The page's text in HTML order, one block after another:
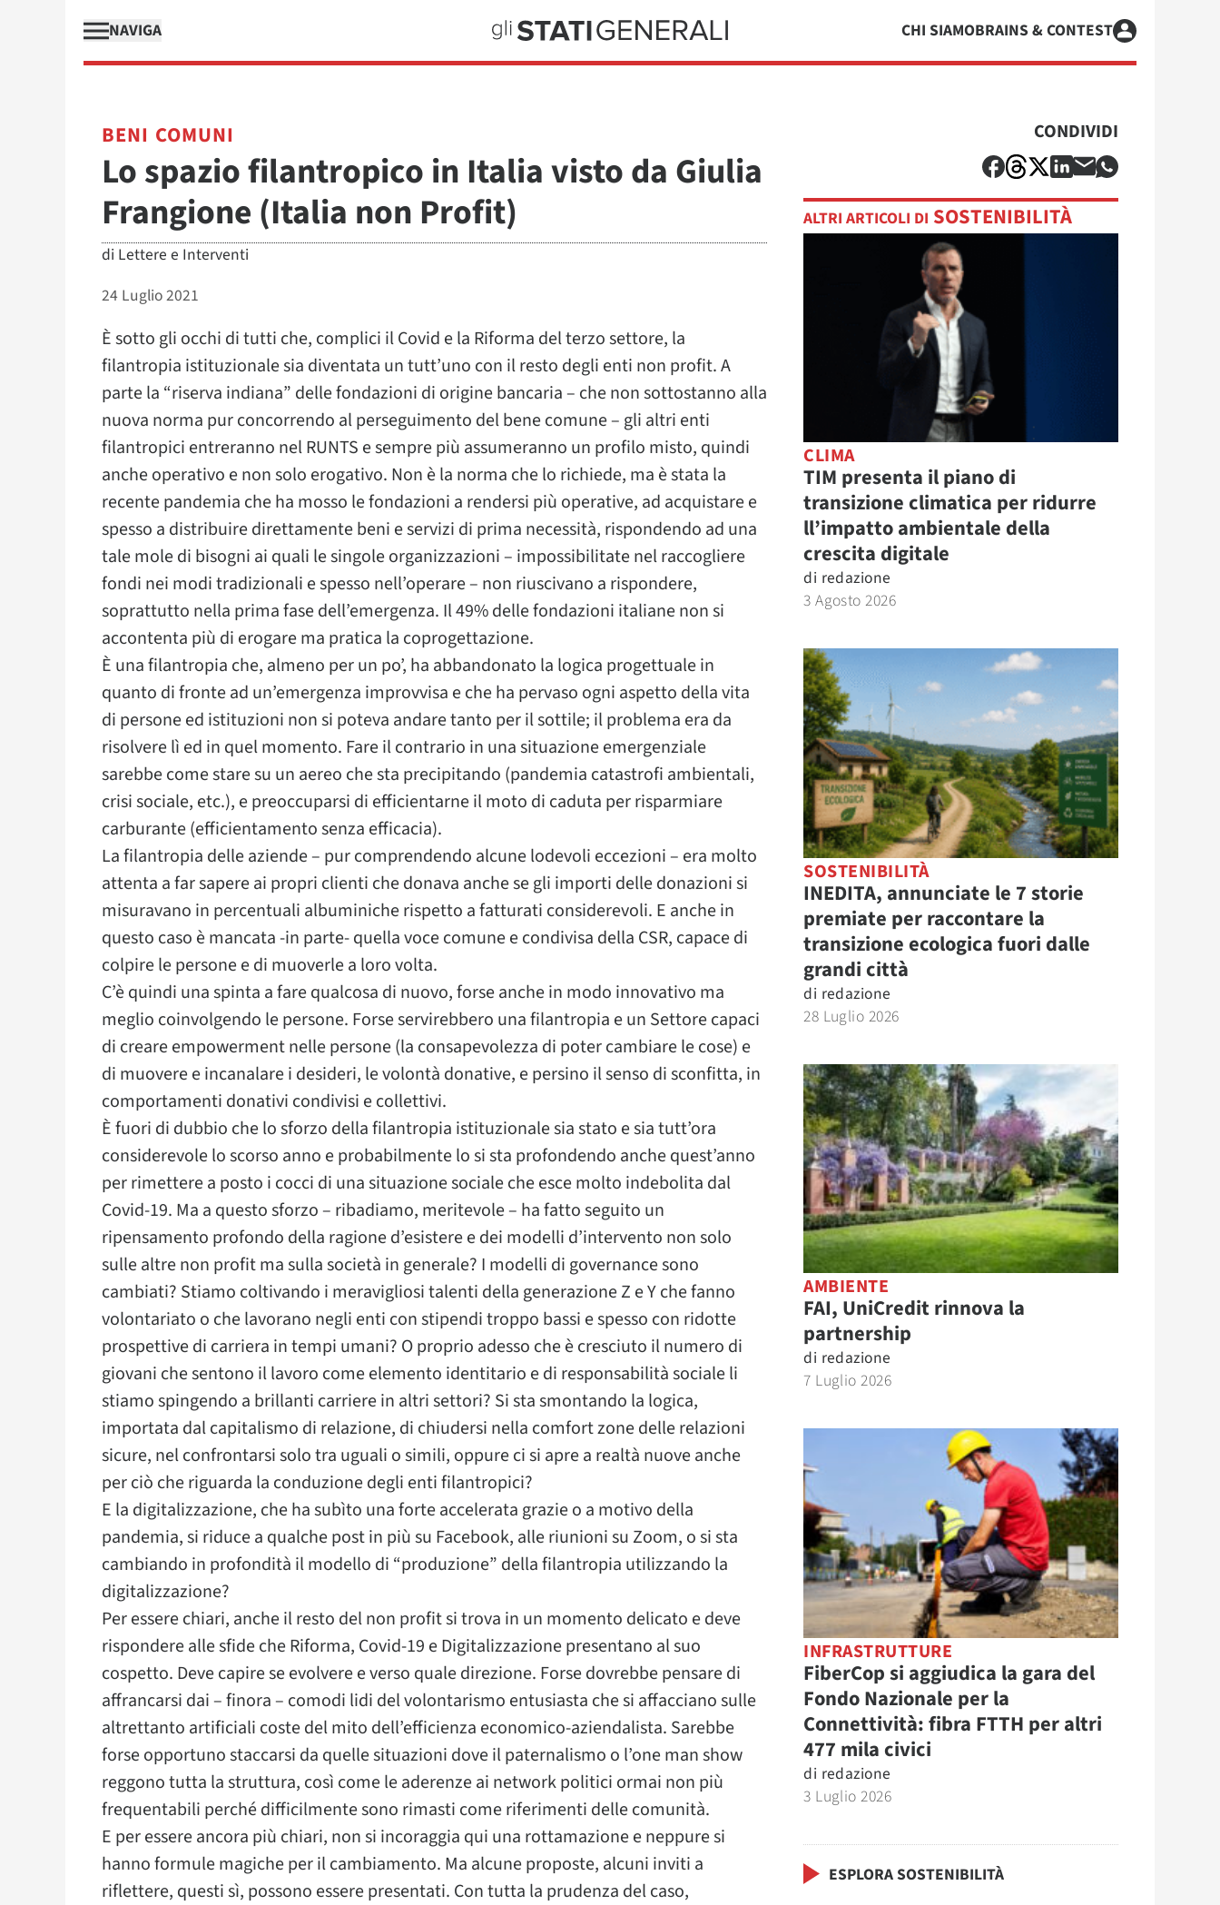
NAVIGA CHI SIAMOBRAINS & CONTEST
BENI COMUNI
Lo spazio filantropico in Italia visto da Giulia
Frangione (Italia non Profit)
di Lettere e Interventi
24 Luglio 2021
È sotto gli occhi di tutti che, complici il Covid e la Riforma del terzo settore, la
filantropia istituzionale sia diventata un tutt’uno con il resto degli enti non profit. A
parte la “riserva indiana” delle fondazioni di origine bancaria – che non sottostanno alla
nuova norma pur concorrendo al perseguimento del bene comune – gli altri enti
filantropici entreranno nel RUNTS e sempre più assumeranno un profilo misto, quindi
anche operativo e non solo erogativo. Non è la norma che lo richiede, ma è stata la
recente pandemia che ha mosso le fondazioni a rendersi più operative, ad acquistare e
spesso a distribuire direttamente beni e servizi di prima necessità, rispondendo ad una
tale mole di bisogni ai quali le singole organizzazioni – impossibilitate nel raccogliere
fondi nei modi tradizionali e spesso nell’operare – non riuscivano a rispondere,
soprattutto nella prima fase dell’emergenza. Il 49% delle fondazioni italiane non si
accontenta più di erogare ma pratica la coprogettazione.
È una filantropia che, almeno per un po’, ha abbandonato la logica progettuale in
quanto di fronte ad un’emergenza improvvisa e che ha pervaso ogni aspetto della vita
di persone ed istituzioni non si poteva andare tanto per il sottile; il problema era da
risolvere lì ed in quel momento. Fare il contrario in una situazione emergenziale
sarebbe come stare su un aereo che sta precipitando (pandemia catastrofi ambientali,
crisi sociale, etc.), e preoccuparsi di efficientarne il moto di caduta per risparmiare
carburante (efficientamento senza efficacia).
La filantropia delle aziende – pur comprendendo alcune lodevoli eccezioni – era molto
attenta a far sapere ai propri clienti che donava anche se gli importi delle donazioni si
misuravano in percentuali albuminiche rispetto a fatturati considerevoli. E anche in
questo caso è mancata -in parte- quella voce comune e condivisa della CSR, capace di
colpire le persone e di muoverle a loro volta.
C’è quindi una spinta a fare qualcosa di nuovo, forse anche in modo innovativo ma
meglio coinvolgendo le persone. Forse servirebbero una filantropia e un Settore capaci
di creare empowerment nelle persone (la consapevolezza di poter cambiare le cose) e
di muovere e incanalare i desideri, le volontà donative, e persino il senso di sconfitta, in
comportamenti donativi condivisi e collettivi.
È fuori di dubbio che lo sforzo della filantropia istituzionale sia stato e sia tutt’ora
considerevole lo scorso anno e probabilmente lo si sta profondendo anche quest’anno
per rimettere a posto i cocci di una situazione sociale che esce molto indebolita dal
Covid-19. Ma a questo sforzo – ribadiamo, meritevole – ha fatto seguito un
ripensamento profondo della ragione d’esistere e dei modelli d’intervento non solo
sulle altre non profit ma sulla società in generale? I modelli di governance sono
cambiati? Stiamo coltivando i meravigliosi talenti della generazione Z e Y che fanno
volontariato o che lavorano negli enti con stipendi troppo bassi e spesso con ridotte
prospettive di carriera in tempi umani? O proprio adesso che è cresciuto il numero di
giovani che sentono il lavoro come elemento identitario e di responsabilità sociale li
stiamo spingendo a brillanti carriere in altri settori? Si sta smontando la logica,
importata dal capitalismo di relazione, di chiudersi nella comfort zone delle relazioni
sicure, nel confrontarsi solo tra uguali o simili, oppure ci si apre a realtà nuove anche
per ciò che riguarda la conduzione degli enti filantropici?
E la digitalizzazione, che ha subìto una forte accelerata grazie o a motivo della
pandemia, si riduce a qualche post in più su Facebook, alle riunioni su Zoom, o si sta
cambiando in profondità il modello di “produzione” della filantropia utilizzando la
digitalizzazione?
Per essere chiari, anche il resto del non profit si trova in un momento delicato e deve
rispondere alle sfide che Riforma, Covid-19 e Digitalizzazione presentano al suo
cospetto. Deve capire se evolvere e verso quale direzione. Forse dovrebbe pensare di
affrancarsi dai – finora – comodi lidi del volontarismo entusiasta che si affacciano sulle
altrettanto artificiali coste del mito dell’efficienza economico-aziendalista. Sarebbe
forse opportuno staccarsi da quelle situazioni dove il paternalismo o l’one man show
reggono tutta la struttura, così come le aderenze ai network politici ormai non più
frequentabili perché difficilmente sono rimasti come riferimenti delle comunità.
E per essere ancora più chiari, non si incoraggia qui una rottamazione e neppure si
hanno formule magiche per il cambiamento. Ma alcune proposte, alcuni inviti a
riflettere, questi sì, possono essere presentati. Con tutta la prudenza del caso,
CONDIVIDI
ALTRI ARTICOLI DI SOSTENIBILITÀ
CLIMA
TIM presenta il piano di
transizione climatica per ridurre
ll’impatto ambientale della
crescita digitale
di redazione
3 Agosto 2026
SOSTENIBILITÀ
INEDITA, annunciate le 7 storie
premiate per raccontare la
transizione ecologica fuori dalle
grandi città
di redazione
28 Luglio 2026
AMBIENTE
FAI, UniCredit rinnova la
partnership
di redazione
7 Luglio 2026
INFRASTRUTTURE
FiberCop si aggiudica la gara del
Fondo Nazionale per la
Connettività: fibra FTTH per altri
477 mila civici
di redazione
3 Luglio 2026
ESPLORA SOSTENIBILITÀ